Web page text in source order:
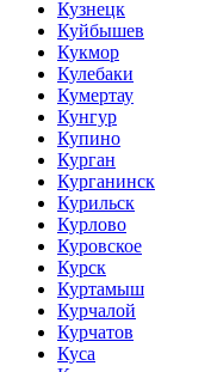
Кузнецк
Куйбышев
Кукмор
Кулебаки
Кумертау
Кунгур
Купино
Курган
Курганинск
Курильск
Курлово
Куровское
Курск
Куртамыш
Курчалой
Курчатов
Куса